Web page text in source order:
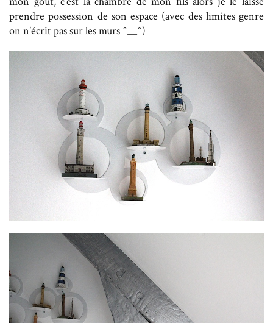
prendre possession de son espace (avec des limites genre
on n’écrit pas sur les murs ^__^)